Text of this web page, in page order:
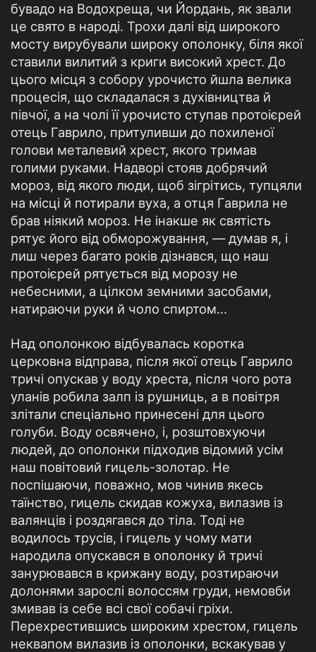
бувадо на Водохреща, чи Йордань, як звали
це свято в народі. Трохи далі від широкого
мосту вирубували широку ополонку, біля якої
ставили вилитий з криги високий хрест. До
цього місця з собору урочисто йшла велика
процесія, що складалася з духівництва й
півчої, а на чолі її урочисто ступав протоієрей
отець Гаврило, притуливши до похиленої
голови металевий хрест, якого тримав
голими руками. Надворі стояв добрячий
мороз, від якого люди, щоб зігрітись, тупцяли
на місці й потирали вуха, а отця Гаврила не
брав ніякий мороз. Не інакше як святість
рятує його від обморожування, — думав я, і
лиш через багато років дізнався, що наш
протоієрей рятується від морозу не
небесними, а цілком земними засобами,
натираючи руки й чоло спиртом...
Над ополонкою відбувалась коротка
церковна відправа, після якої отець Гаврило
тричі опускав у воду хреста, після чого рота
уланів робила залп із рушниць, а в повітря
злітали спеціально принесені для цього
голуби. Воду освячено, і, розштовхуючи
людей, до ополонки підходив відомий усім
наш повітовий гицель-золотар. Не
поспішаючи, поважно, мов чинив якесь
таїнство, гицель скидав кожуха, вилазив із
валянців і роздягався до тіла. Тоді не
водилось трусів, і гицель у чому мати
народила опускався в ополонку й тричі
занурювався в крижану воду, розтираючи
долонями зарослі волоссям груди, немовби
змивав із себе всі свої собачі гріхи.
Перехрестившись широким хрестом, гицель
неквапом вилазив із ополонки, вскакував у